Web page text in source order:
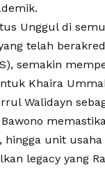
Unggul di
telah
semakin
Khaira
Walidayn
hingga unit
legacy yang